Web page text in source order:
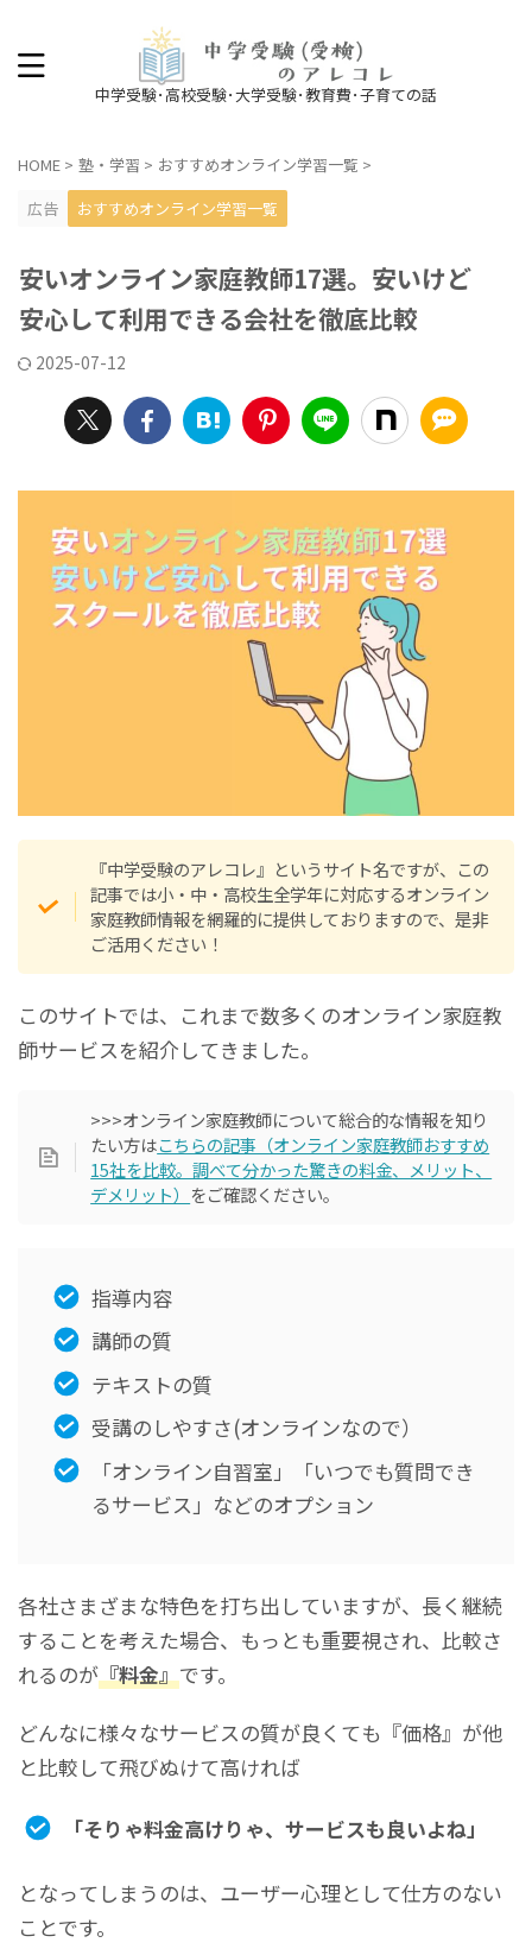
中学受験･高校受験･大学受験･教育費･子育ての話
HOME > 塾・学習 > おすすめオンライン学習一覧 >
広告
おすすめオンライン学習一覧
安いオンライン家庭教師17選。安いけど
安心して利用できる会社を徹底比較
2025-07-12
『中学受験のアレコレ』というサイト名ですが、この
記事では小・中・高校生全学年に対応するオンライン
家庭教師情報を網羅的に提供しておりますので、是非
ご活用ください！
このサイトでは、これまで数多くのオンライン家庭教
師サービスを紹介してきました。
>>>オンライン家庭教師について総合的な情報を知り
たい方はこちらの記事（オンライン家庭教師おすすめ
15社を比較。調べて分かった驚きの料金、メリット、
デメリット） をご確認ください。
指導内容
講師の質
テキストの質
受講のしやすさ(オンラインなので）
「オンライン自習室」「いつでも質問でき
るサービス」などのオプション
各社さまざまな特色を打ち出していますが、長く継続
することを考えた場合、もっとも重要視され、比較さ
れるのが『料金』です。
どんなに様々なサービスの質が良くても『価格』が他
と比較して飛びぬけて高ければ
「そりゃ料金高けりゃ、サービスも良いよね」
となってしまうのは、ユーザー心理として仕方のない
ことです。